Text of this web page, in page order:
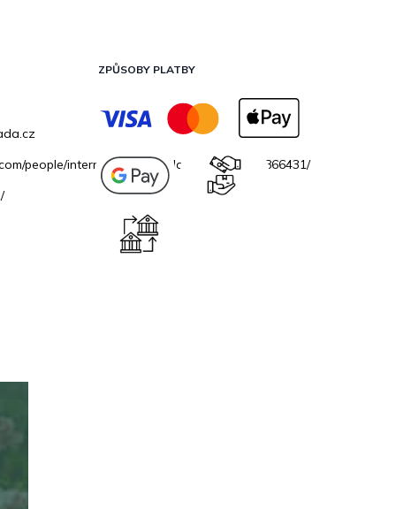
people/internetovazahradacz/100069706866431/
ZPŮSOBY PLATBY